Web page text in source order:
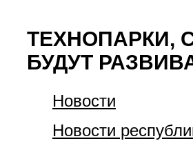
ТЕХНОПАРКИ,
БУДУТ
Новости
Новости